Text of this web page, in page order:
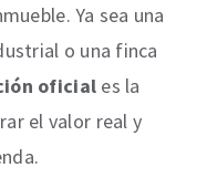
Ya sea una
o una finca
oficial es la
el valor real y